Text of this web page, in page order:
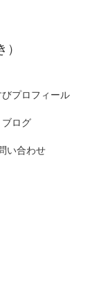
プロフィール
ブログ
い合わせ